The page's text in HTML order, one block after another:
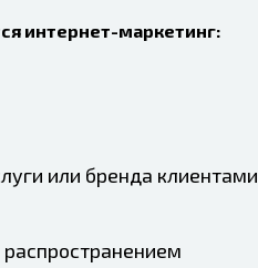
интернет-маркетинг:
или бренда клиентами